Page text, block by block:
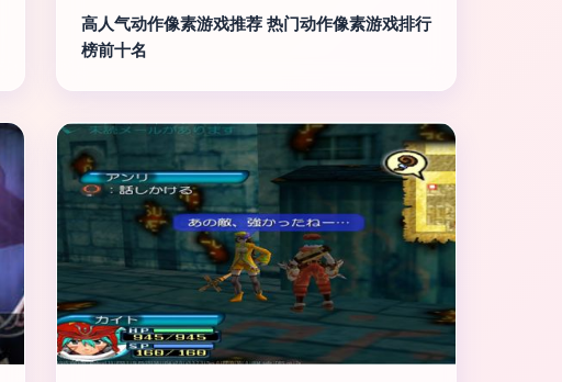
高人气动作像素游戏推荐 热门动作像素游戏排行
榜前十名